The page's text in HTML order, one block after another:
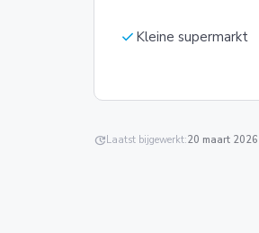
check Kleine supermarkt
updateLaatst bijgewerkt:20 maart 2026